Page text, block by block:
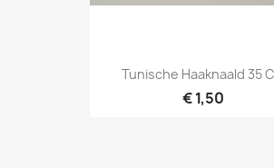
Tunische Haaknaald 35
€ 1,50